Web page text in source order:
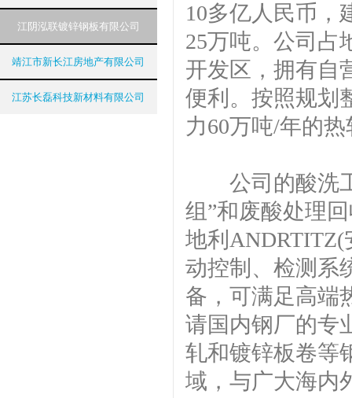
江阴泓联镀锌钢板有限公司
靖江市新长江房地产有限公司
江苏长磊科技新材料有限公司
10多亿人民币，
25万吨。公司占
开发区，拥有自
便利。按照规划
力60万吨/年的
公司的酸洗工
组”和废酸处理
地利
动控制、检测系
备，可满足高端
请国内钢厂的专
轧和镀锌板卷等
域，与广大海内